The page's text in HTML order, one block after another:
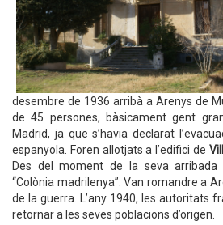
desembre de 1936 arribà a Arenys de
de 45 persones, bàsicament gent
Madrid, ja que s’havia declarat
espanyola. Foren allotjats a l’edifici de
Des del moment de la seva
“Colònia madrilenya”. Van romandre a
de la guerra. L’any 1940, les autoritats
retornar a les seves poblacions d’origen.